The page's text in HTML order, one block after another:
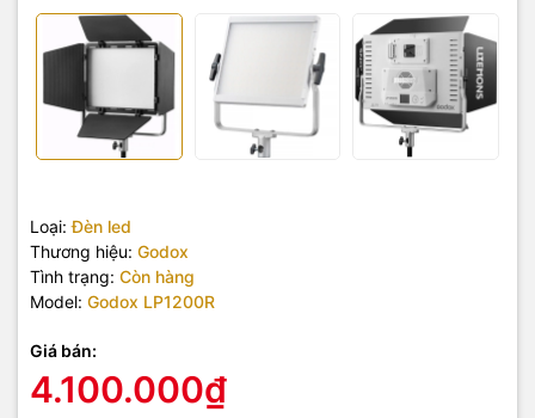
Loại: Đèn led
Thương hiệu: Godox
Tình trạng: Còn hàng
Model: Godox LP1200R
Giá bán:
4.100.000₫